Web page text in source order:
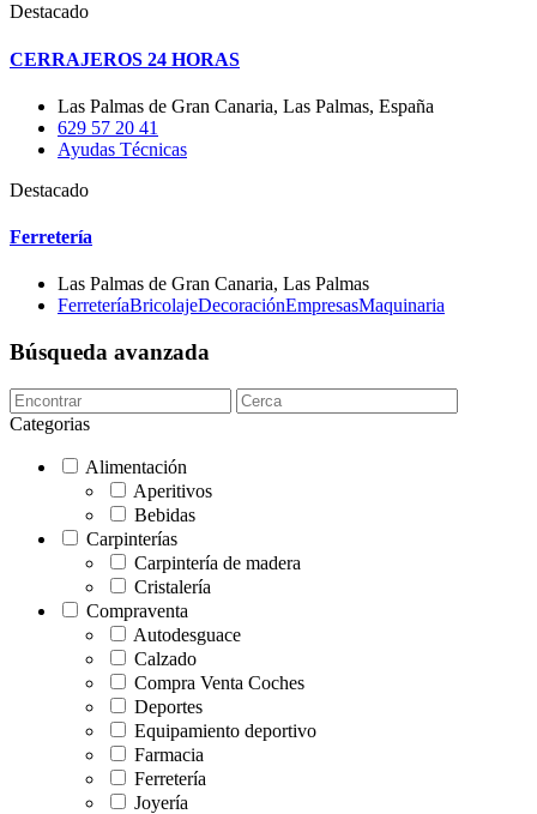
Destacado
CERRAJEROS 24 HORAS
Las Palmas de Gran Canaria, Las Palmas, España
629 57 20 41
Ayudas Técnicas
Destacado
Ferretería
Las Palmas de Gran Canaria, Las Palmas
FerreteríaBricolajeDecoraciónEmpresasMaquinaria
Búsqueda avanzada
Categorias
Alimentación
Aperitivos
Bebidas
Carpinterías
Carpintería de madera
Cristalería
Compraventa
Autodesguace
Calzado
Compra Venta Coches
Deportes
Equipamiento deportivo
Farmacia
Ferretería
Joyería